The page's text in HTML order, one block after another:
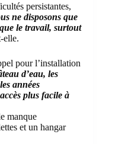
persistantes,
ne disposons que
le travail, surtout
elle.
pour l’installation
d’eau, les
années
plus facile à
manque
et un hangar